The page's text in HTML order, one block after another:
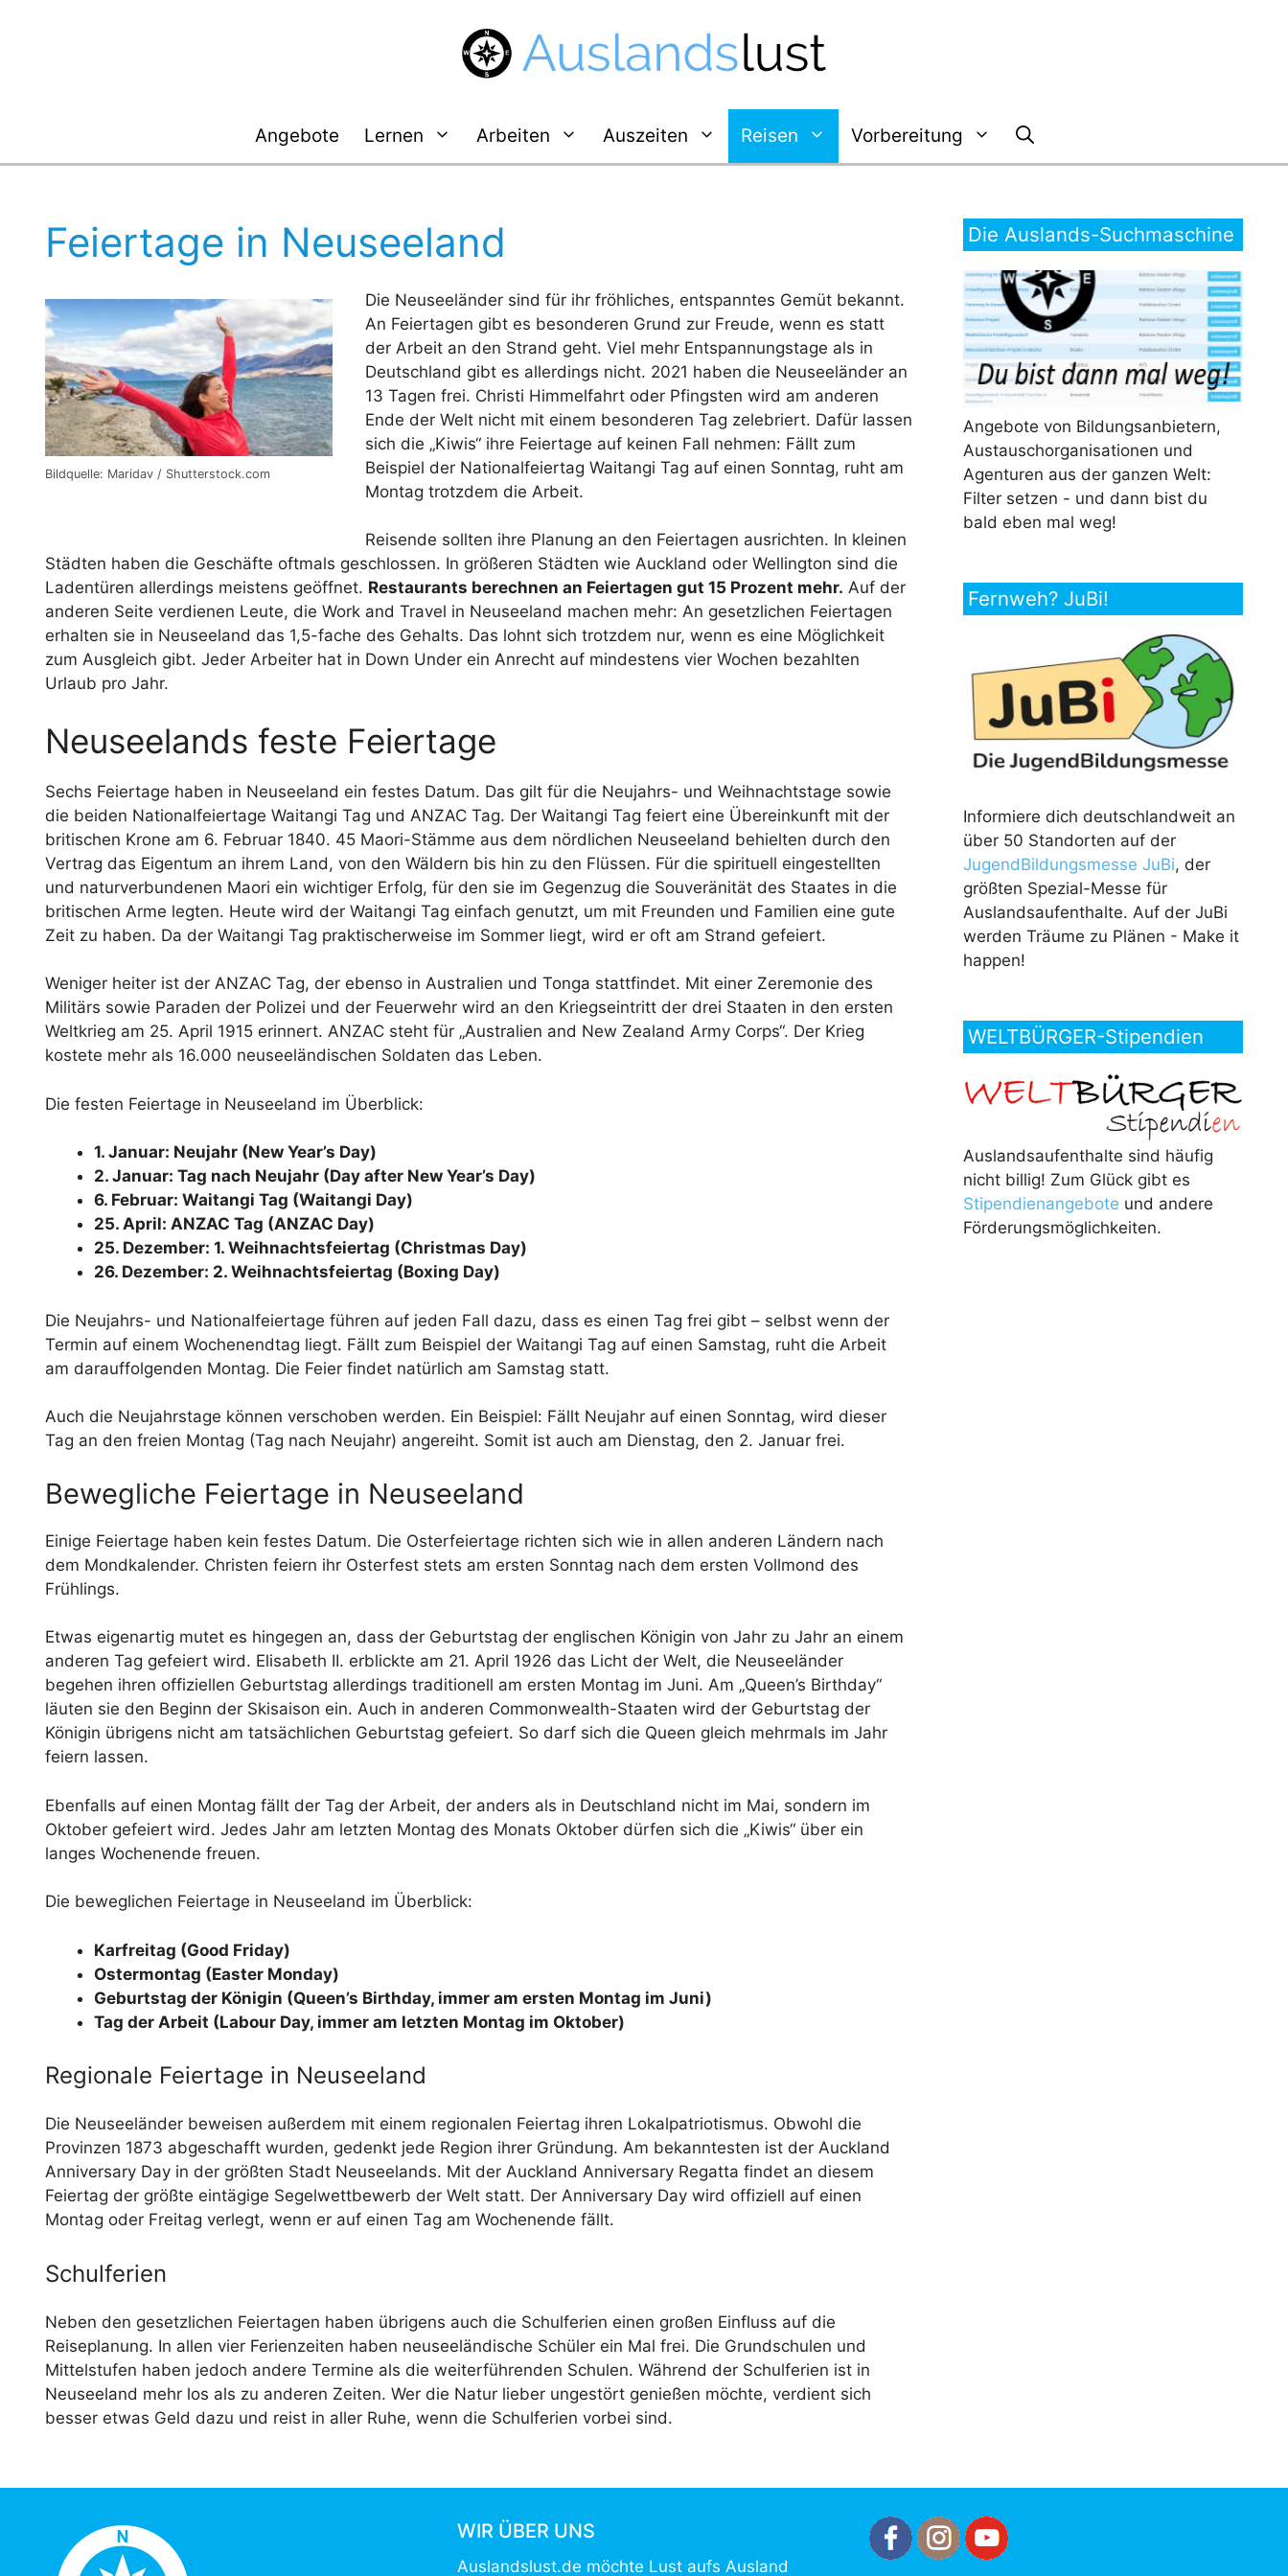
Angebote Lernen Arbeiten Auszeiten Reisen Vorbereitung
Feiertage in Neuseeland
Bildquelle: Maridav / Shutterstock.com
Die Neuseeländer sind für ihr fröhliches, entspanntes Gemüt bekannt.
An Feiertagen gibt es besonderen Grund zur Freude, wenn es statt
der Arbeit an den Strand geht. Viel mehr Entspannungstage als in
Deutschland gibt es allerdings nicht. 2021 haben die Neuseeländer an
13 Tagen frei. Christi Himmelfahrt oder Pfingsten wird am anderen
Ende der Welt nicht mit einem besonderen Tag zelebriert. Dafür lassen
sich die „Kiwis“ ihre Feiertage auf keinen Fall nehmen: Fällt zum
Beispiel der Nationalfeiertag Waitangi Tag auf einen Sonntag, ruht am
Montag trotzdem die Arbeit.
Reisende sollten ihre Planung an den Feiertagen ausrichten. In kleinen
Städten haben die Geschäfte oftmals geschlossen. In größeren Städten wie Auckland oder Wellington sind die
Ladentüren allerdings meistens geöffnet. Restaurants berechnen an Feiertagen gut 15 Prozent mehr. Auf der
anderen Seite verdienen Leute, die Work and Travel in Neuseeland machen mehr: An gesetzlichen Feiertagen
erhalten sie in Neuseeland das 1,5-fache des Gehalts. Das lohnt sich trotzdem nur, wenn es eine Möglichkeit
zum Ausgleich gibt. Jeder Arbeiter hat in Down Under ein Anrecht auf mindestens vier Wochen bezahlten
Urlaub pro Jahr.
Neuseelands feste Feiertage
Sechs Feiertage haben in Neuseeland ein festes Datum. Das gilt für die Neujahrs- und Weihnachtstage sowie
die beiden Nationalfeiertage Waitangi Tag und ANZAC Tag. Der Waitangi Tag feiert eine Übereinkunft mit der
britischen Krone am 6. Februar 1840. 45 Maori-Stämme aus dem nördlichen Neuseeland behielten durch den
Vertrag das Eigentum an ihrem Land, von den Wäldern bis hin zu den Flüssen. Für die spirituell eingestellten
und naturverbundenen Maori ein wichtiger Erfolg, für den sie im Gegenzug die Souveränität des Staates in die
britischen Arme legten. Heute wird der Waitangi Tag einfach genutzt, um mit Freunden und Familien eine gute
Zeit zu haben. Da der Waitangi Tag praktischerweise im Sommer liegt, wird er oft am Strand gefeiert.
Weniger heiter ist der ANZAC Tag, der ebenso in Australien und Tonga stattfindet. Mit einer Zeremonie des
Militärs sowie Paraden der Polizei und der Feuerwehr wird an den Kriegseintritt der drei Staaten in den ersten
Weltkrieg am 25. April 1915 erinnert. ANZAC steht für „Australien and New Zealand Army Corps“. Der Krieg
kostete mehr als 16.000 neuseeländischen Soldaten das Leben.
Die festen Feiertage in Neuseeland im Überblick:
1. Januar: Neujahr (New Year’s Day)
2. Januar: Tag nach Neujahr (Day after New Year’s Day)
6. Februar: Waitangi Tag (Waitangi Day)
25. April: ANZAC Tag (ANZAC Day)
25. Dezember: 1. Weihnachtsfeiertag (Christmas Day)
26. Dezember: 2. Weihnachtsfeiertag (Boxing Day)
Die Neujahrs- und Nationalfeiertage führen auf jeden Fall dazu, dass es einen Tag frei gibt – selbst wenn der
Termin auf einem Wochenendtag liegt. Fällt zum Beispiel der Waitangi Tag auf einen Samstag, ruht die Arbeit
am darauffolgenden Montag. Die Feier findet natürlich am Samstag statt.
Auch die Neujahrstage können verschoben werden. Ein Beispiel: Fällt Neujahr auf einen Sonntag, wird dieser
Tag an den freien Montag (Tag nach Neujahr) angereiht. Somit ist auch am Dienstag, den 2. Januar frei.
Bewegliche Feiertage in Neuseeland
Einige Feiertage haben kein festes Datum. Die Osterfeiertage richten sich wie in allen anderen Ländern nach
dem Mondkalender. Christen feiern ihr Osterfest stets am ersten Sonntag nach dem ersten Vollmond des
Frühlings.
Etwas eigenartig mutet es hingegen an, dass der Geburtstag der englischen Königin von Jahr zu Jahr an einem
anderen Tag gefeiert wird. Elisabeth II. erblickte am 21. April 1926 das Licht der Welt, die Neuseeländer
begehen ihren offiziellen Geburtstag allerdings traditionell am ersten Montag im Juni. Am „Queen’s Birthday“
läuten sie den Beginn der Skisaison ein. Auch in anderen Commonwealth-Staaten wird der Geburtstag der
Königin übrigens nicht am tatsächlichen Geburtstag gefeiert. So darf sich die Queen gleich mehrmals im Jahr
feiern lassen.
Ebenfalls auf einen Montag fällt der Tag der Arbeit, der anders als in Deutschland nicht im Mai, sondern im
Oktober gefeiert wird. Jedes Jahr am letzten Montag des Monats Oktober dürfen sich die „Kiwis“ über ein
langes Wochenende freuen.
Die beweglichen Feiertage in Neuseeland im Überblick:
Karfreitag (Good Friday)
Ostermontag (Easter Monday)
Geburtstag der Königin (Queen’s Birthday, immer am ersten Montag im Juni)
Tag der Arbeit (Labour Day, immer am letzten Montag im Oktober)
Regionale Feiertage in Neuseeland
Die Neuseeländer beweisen außerdem mit einem regionalen Feiertag ihren Lokalpatriotismus. Obwohl die
Provinzen 1873 abgeschafft wurden, gedenkt jede Region ihrer Gründung. Am bekanntesten ist der Auckland
Anniversary Day in der größten Stadt Neuseelands. Mit der Auckland Anniversary Regatta findet an diesem
Feiertag der größte eintägige Segelwettbewerb der Welt statt. Der Anniversary Day wird offiziell auf einen
Montag oder Freitag verlegt, wenn er auf einen Tag am Wochenende fällt.
Schulferien
Neben den gesetzlichen Feiertagen haben übrigens auch die Schulferien einen großen Einfluss auf die
Reiseplanung. In allen vier Ferienzeiten haben neuseeländische Schüler ein Mal frei. Die Grundschulen und
Mittelstufen haben jedoch andere Termine als die weiterführenden Schulen. Während der Schulferien ist in
Neuseeland mehr los als zu anderen Zeiten. Wer die Natur lieber ungestört genießen möchte, verdient sich
besser etwas Geld dazu und reist in aller Ruhe, wenn die Schulferien vorbei sind.
Die Auslands-Suchmaschine
Angebote von Bildungsanbietern,
Austauschorganisationen und
Agenturen aus der ganzen Welt:
Filter setzen - und dann bist du
bald eben mal weg!
Fernweh? JuBi!
Informiere dich deutschlandweit an
über 50 Standorten auf der
JugendBildungsmesse JuBi, der
größten Spezial-Messe für
Auslandsaufenthalte. Auf der JuBi
werden Träume zu Plänen - Make it
happen!
WELTBÜRGER-Stipendien
Auslandsaufenthalte sind häufig
nicht billig! Zum Glück gibt es
Stipendienangebote und andere
Förderungsmöglichkeiten.
WIR ÜBER UNS
Auslandslust.de möchte Lust aufs Ausland